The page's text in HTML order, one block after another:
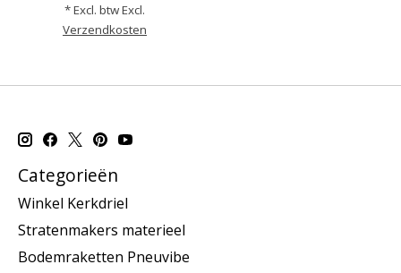
* Excl. btw Excl.
Verzendkosten
Categorieën
Winkel Kerkdriel
Stratenmakers materieel
Bodemraketten Pneuvibe